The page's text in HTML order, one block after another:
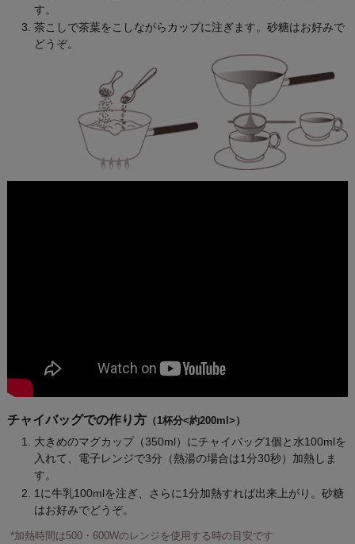
す。
茶こしで茶葉をこしながらカップに注ぎます。砂糖はお好みで
どうぞ。
チャイバッグでの作り方（1杯分<約200ml>）
大きめのマグカップ（350ml）にチャイバッグ1個と水100mlを
入れて、電子レンジで3分（熱湯の場合は1分30秒）加熱しま
す。
1に牛乳100mlを注ぎ、さらに1分加熱すれば出来上がり。砂糖
はお好みでどうぞ。
*加熱時間は500・600Wのレンジを使用する時の目安です